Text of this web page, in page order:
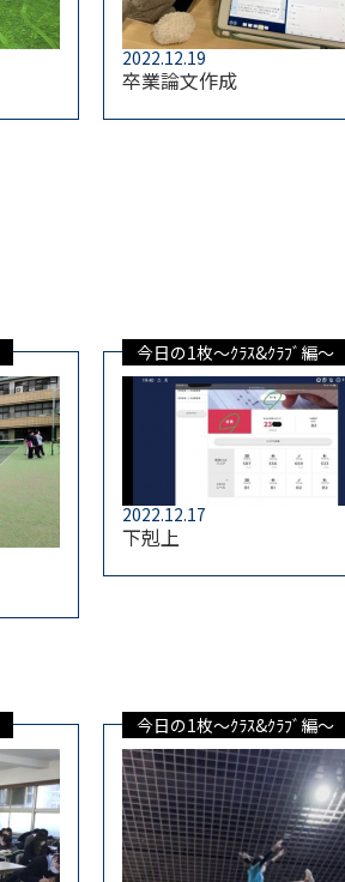
2022.12.19
卒業論文作成
今日の1枚～ｸﾗｽ&ｸﾗﾌﾞ編～
2022.12.17
下剋上
今日の1枚～ｸﾗｽ&ｸﾗﾌﾞ編～